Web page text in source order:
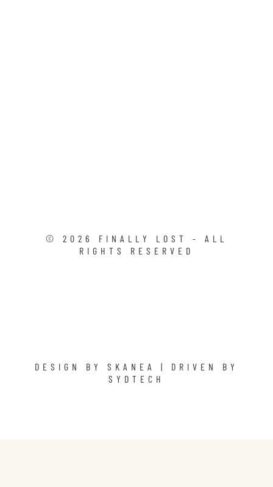
© 2026
FINALLY LOST - ALL
RIGHTS RESERVED
DESIGN BY SKANEA
| DRIVEN BY
SYDTECH